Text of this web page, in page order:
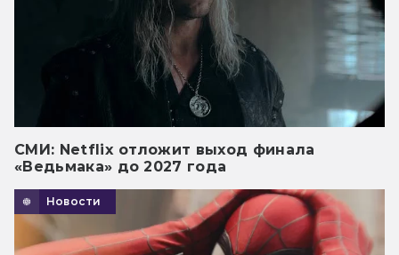
СМИ: Netflix отложит выход финала
«Ведьмака» до 2027 года
Новости